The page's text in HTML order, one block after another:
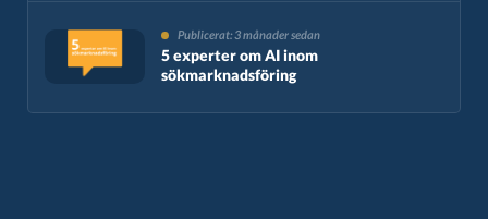
Publicerat: 3 månader sedan
5 experter om AI inom
sökmarknadsföring